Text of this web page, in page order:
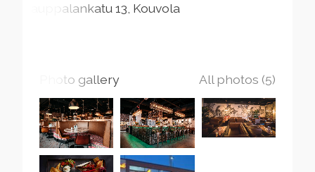
Kauppalankatu13 Kouvola
Photo gallery All photos (5)